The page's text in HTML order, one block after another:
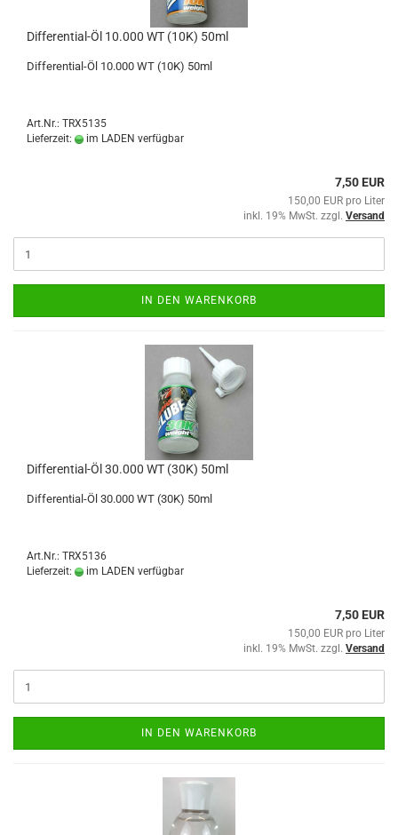
Differential-Öl 10.000 WT (10K) 50ml
Differential-Öl 10.000 WT (10K) 50ml
Art.Nr.: TRX5135
Lieferzeit:
im LADEN verfügbar
7,50 EUR
150,00 EUR pro Liter
inkl. 19% MwSt. zzgl. Versand
IN DEN WARENKORB
Differential-Öl 30.000 WT (30K) 50ml
Differential-Öl 30.000 WT (30K) 50ml
Art.Nr.: TRX5136
Lieferzeit:
im LADEN verfügbar
7,50 EUR
150,00 EUR pro Liter
inkl. 19% MwSt. zzgl. Versand
IN DEN WARENKORB